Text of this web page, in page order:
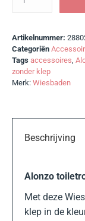
Artikelnummer:
Categoriën
Tags accessoires,
zonder klep
Merk: Wiesbaden
Beschrijving
Alonzo
Met deze
klep in de